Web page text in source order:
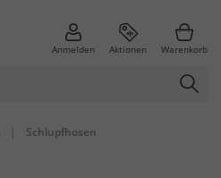
Anmelden Aktionen Warenkorb
| Schlupfhosen